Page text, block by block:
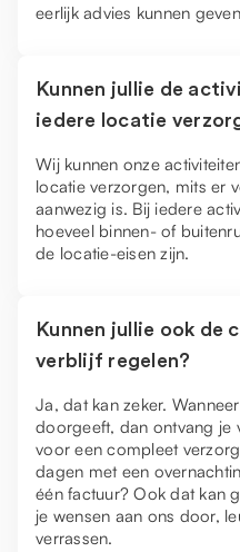
eerlijk advies kunnen
Kunnen jullie de
iedere locatie
Wij kunnen onze
locatie verzorgen, mits er
aanwezig is. Bij iedere
hoeveel binnen- of
de locatie-eisen zijn.
Kunnen jullie ook de
verblijf regelen?
Ja, dat kan zeker.
doorgeeft, dan ontvang je
voor een compleet
dagen met een
één factuur? Ook dat kan
je wensen aan ons door,
verrassen.